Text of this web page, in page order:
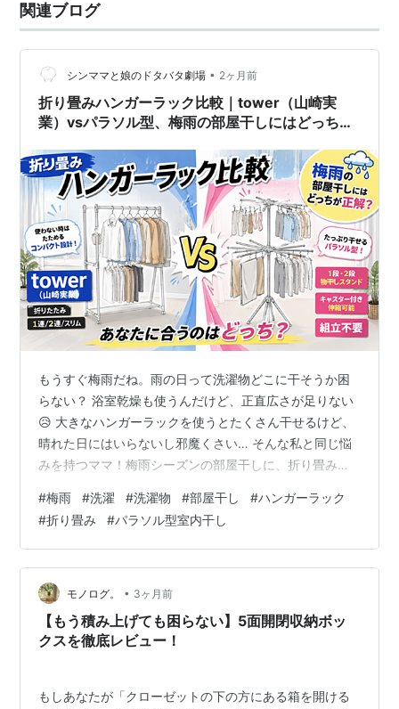
関連ブログ
シンママと娘のドタバタ劇場 • 2ヶ月前
折り畳みハンガーラック比較｜tower（山崎実
業）vsパラソル型、梅雨の部屋干しにはどっちが
もうすぐ梅雨だね。雨の日って洗濯物どこに干そうか困
らない？ 浴室乾燥も使うんだけど、正直広さが足りない
😥 大きなハンガーラックを使うとたくさん干せるけど、
晴れた日にはいらないし邪魔くさい… そんな私と同じ悩
みを持つママ！梅雨シーズンの部屋干しに、折り畳みハ
崎実業） と、コスパ抜群の パラソル型物干しスタンド
を徹底比較。 「デザインで選ぶか、機能・コスパで選ぶ
か」迷っている方に向けて、それぞれの違いをわかりや
すく解説するね！ 今回比較する2商品 tower / 山崎実業
折り畳み室内物干し タワー（1連・2連・スリムの3タイ
プ） 1連：…
#梅雨 #洗濯 #洗濯物 #部屋干し #ハンガーラック
#折り畳み #パラソル型室内干し
モノログ。 • 3ヶ月前
【もう積み上げても困らない】5面開閉収納ボッ
クスを徹底レビュー！
もしあなたが「クローゼットの下の方にある箱を開ける